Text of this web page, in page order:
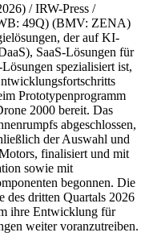
/ IRW-Press /
49Q) (BMV: ZENA)
der auf KI-
SaaS-Lösungen für
spezialisiert ist,
Prototypenprogramm
2000 bereit. Das
abgeschlossen,
der Auswahl und
finalisiert und mit
sowie mit
begonnen. Die
des dritten Quartals 2026
ihre Entwicklung für
weiter voranzutreiben.